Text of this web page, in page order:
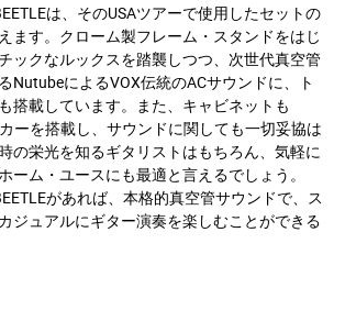
は、そのUSAツアーで使用したセットの
ます。クローム製フレーム・スタンドをはじ
ックなルックスを踏襲しつつ、次世代真空管
NutubeによるVOX伝統のACサウンドに、ト
搭載しています。また、キャビネットも
ーを搭載し、サウンドに関しても一切妥協は
の栄光を知るギタリストはもちろん、気軽に
ーム・ユースにも最適と言えるでしょう。
があれば、本格的真空管サウンドで、ス
ジュアルにギター演奏を楽しむことができる